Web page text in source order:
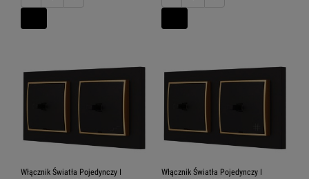
Włącznik Światła Pojedynczy I
Włącznik Światła Pojedynczy I